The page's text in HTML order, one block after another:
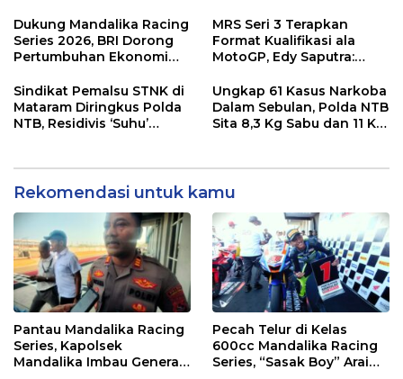
NTB
Menuju Tingkat Asia
Dukung Mandalika Racing
Series 2026, BRI Dorong
Pertumbuhan Ekonomi
MRS Seri 3 Terapkan
Format Kualifikasi ala
MotoGP, Edy Saputra:
dan Efektif
Sindikat Pemalsu STNK di
Mataram Diringkus Polda
NTB, Residivis ‘Suhu’
Ungkap 61 Kasus Narkoba
Dalam Sebulan, Polda NTB
Sita 8,3 Kg Sabu dan 11 Kg
Rekomendasi untuk kamu
Pantau Mandalika Racing
Series, Kapolsek
Mandalika Imbau Generasi
Pecah Telur di Kelas
600cc Mandalika Racing
Series, “Sasak Boy” Arai